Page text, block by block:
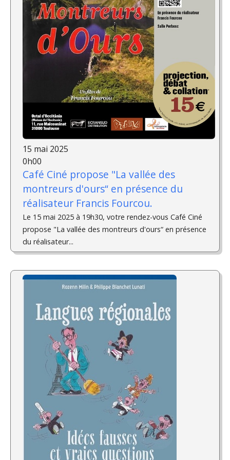
15 mai 2025
0h00
Café Ciné propose "La vallée des
montreurs d'ours“ en présence du
réalisateur Francis Fourcou.
Le 15 mai 2025 à 19h30, votre rendez-vous Café Ciné
propose "La vallée des montreurs d'ours“ en présence
du réalisateur...